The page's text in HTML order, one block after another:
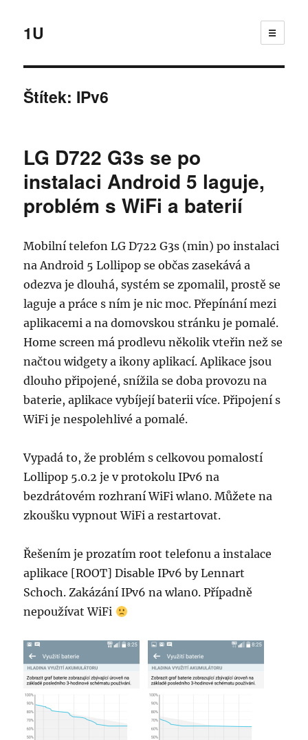
1U ☰
Štítek: IPv6
LG D722 G3s se po
instalaci Android 5 laguje,
problém s WiFi a baterií
Mobilní telefon LG D722 G3s (min) po instalaci
na Android 5 Lollipop se občas zasekává a
odezva je dlouhá, systém se zpomalil, prostě se
laguje a práce s ním je nic moc. Přepínání mezi
aplikacemi a na domovskou stránku je pomalé.
Home screen má prodlevu několik vteřin než se
načtou widgety a ikony aplikací. Aplikace jsou
dlouho připojené, snížila se doba provozu na
baterie, aplikace vybíjejí baterii více. Připojení s
WiFi je nespolehlivé a pomalé.
Vypadá to, že problém s celkovou pomalostí
Lollipop 5.0.2 je v protokolu IPv6 na
bezdrátovém rozhraní WiFi wlan0. Můžete na
zkoušku vypnout WiFi a restartovat.
Řešením je prozatím root telefonu a instalace
aplikace [ROOT] Disable IPv6 by Lennart
Schoch. Zakázání IPv6 na wlan0. Případně
nepoužívat WiFi